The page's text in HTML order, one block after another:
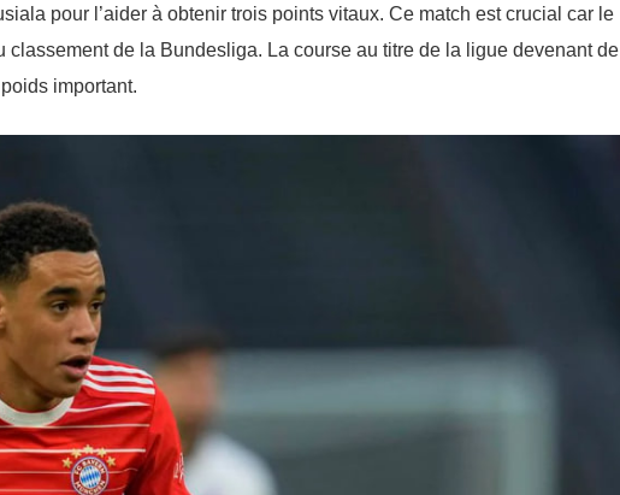
pour l’aider à obtenir trois points vitaux. Ce match est crucial car le
classement de la Bundesliga. La course au titre de la ligue devenant de
important.